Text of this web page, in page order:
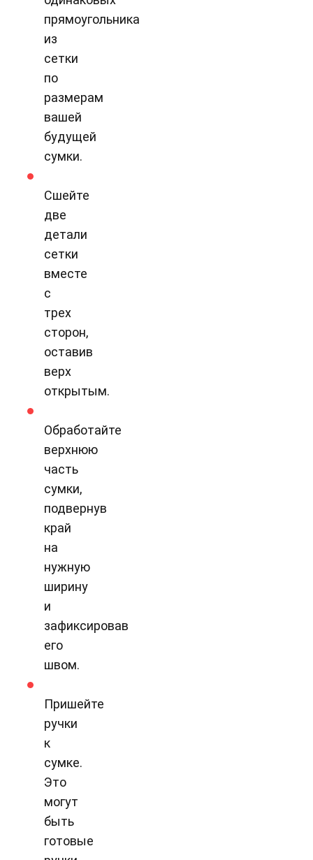
прямоугольника
из
сетки
по
размерам
вашей
будущей
сумки.
Сшейте
две
детали
сетки
вместе
с
трех
сторон,
оставив
верх
открытым.
Обработайте
верхнюю
часть
сумки,
подвернув
край
на
нужную
ширину
и
зафиксировав
его
швом.
Пришейте
ручки
к
сумке.
Это
могут
быть
готовые